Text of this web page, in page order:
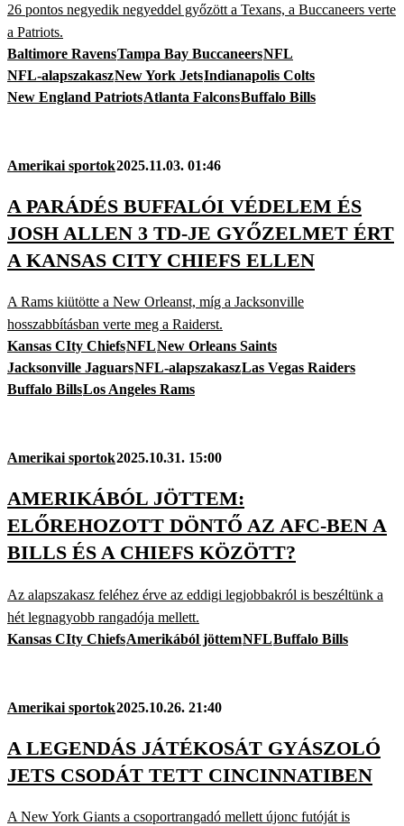
26 pontos negyedik negyeddel győzött a Texans, a Buccaneers verte
a Patriots.
Baltimore RavensTampa Bay BuccaneersNFL
NFL-alapszakaszNew York JetsIndianapolis Colts
New England PatriotsAtlanta FalconsBuffalo Bills
Amerikai sportok2025.11.03. 01:46
A PARÁDÉS BUFFALÓI VÉDELEM ÉS
JOSH ALLEN 3 TD-JE GYŐZELMET ÉRT
A KANSAS CITY CHIEFS ELLEN
A Rams kiütötte a New Orleanst, míg a Jacksonville
hosszabbításban verte meg a Raiderst.
Kansas CIty ChiefsNFLNew Orleans Saints
Jacksonville JaguarsNFL-alapszakaszLas Vegas Raiders
Buffalo BillsLos Angeles Rams
Amerikai sportok2025.10.31. 15:00
AMERIKÁBÓL JÖTTEM:
ELŐREHOZOTT DÖNTŐ AZ AFC-BEN A
BILLS ÉS A CHIEFS KÖZÖTT?
Az alapszakasz feléhez érve az eddigi legjobbakról is beszéltünk a
hét legnagyobb rangadója mellett.
Kansas CIty ChiefsAmerikából jöttemNFLBuffalo Bills
Amerikai sportok2025.10.26. 21:40
A LEGENDÁS JÁTÉKOSÁT GYÁSZOLÓ
JETS CSODÁT TETT CINCINNATIBEN
A New York Giants a csoportrangadó mellett újonc futóját is